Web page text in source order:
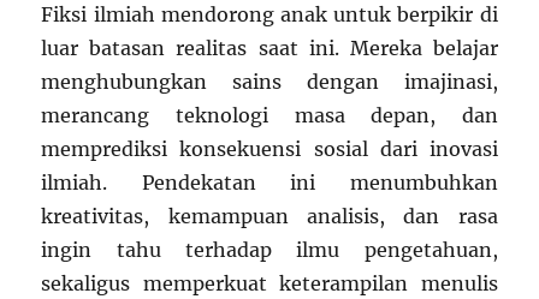
Fiksi ilmiah mendorong anak untuk berpikir di
luar batasan realitas saat ini. Mereka belajar
menghubungkan sains dengan imajinasi,
merancang teknologi masa depan, dan
memprediksi konsekuensi sosial dari inovasi
ilmiah. Pendekatan ini menumbuhkan
kreativitas, kemampuan analisis, dan rasa
ingin tahu terhadap ilmu pengetahuan,
sekaligus memperkuat keterampilan menulis